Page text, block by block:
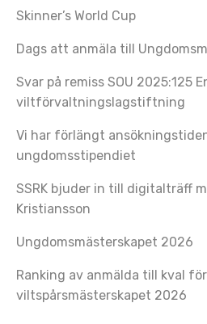
Skinner’s World Cup
Dags att anmäla till
Svar på remiss SOU 2025:125
viltförvaltningslagstiftning
Vi har förlängt
ungdomsstipendiet
SSRK bjuder in till digitalträff
Kristiansson
Ungdomsmästerskapet 2026
Ranking av anmälda till kval
viltspårsmästerskapet 2026